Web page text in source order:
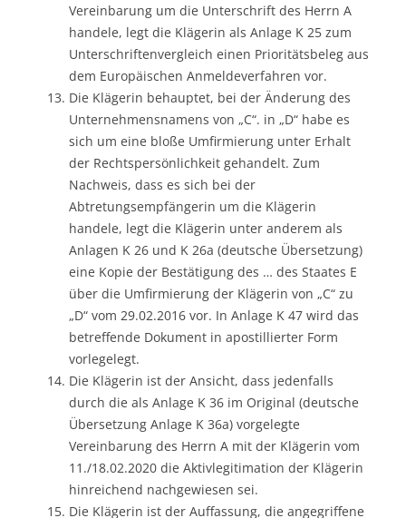
Vereinbarung um die Unterschrift des Herrn A
handele, legt die Klägerin als Anlage K 25 zum
Unterschriftenvergleich einen Prioritätsbeleg aus
dem Europäischen Anmeldeverfahren vor.
Die Klägerin behauptet, bei der Änderung des
Unternehmensnamens von „C“. in „D“ habe es
sich um eine bloße Umfirmierung unter Erhalt
der Rechtspersönlichkeit gehandelt. Zum
Nachweis, dass es sich bei der
Abtretungsempfängerin um die Klägerin
handele, legt die Klägerin unter anderem als
Anlagen K 26 und K 26a (deutsche Übersetzung)
eine Kopie der Bestätigung des … des Staates E
über die Umfirmierung der Klägerin von „C“ zu
„D“ vom 29.02.2016 vor. In Anlage K 47 wird das
betreffende Dokument in apostillierter Form
vorlegelegt.
Die Klägerin ist der Ansicht, dass jedenfalls
durch die als Anlage K 36 im Original (deutsche
Übersetzung Anlage K 36a) vorgelegte
Vereinbarung des Herrn A mit der Klägerin vom
11./18.02.2020 die Aktivlegitimation der Klägerin
hinreichend nachgewiesen sei.
Die Klägerin ist der Auffassung, die angegriffene